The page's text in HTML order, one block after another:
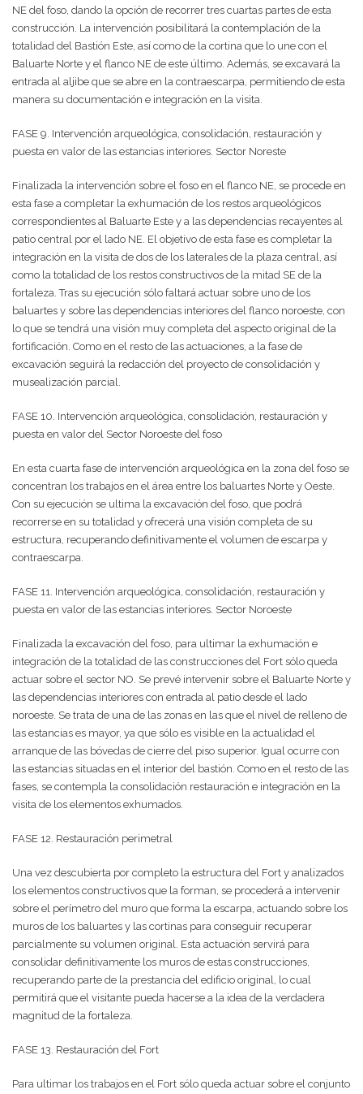
NE del foso, dando la opción de recorrer tres cuartas partes de esta
construcción. La intervención posibilitará la contemplación de la
totalidad del Bastión Este, así como de la cortina que lo une con el
Baluarte Norte y el flanco NE de este último. Además, se excavará la
entrada al aljibe que se abre en la contraescarpa, permitiendo de esta
manera su documentación e integración en la visita.
FASE 9. Intervención arqueológica, consolidación, restauración y
puesta en valor de las estancias interiores. Sector Noreste
Finalizada la intervención sobre el foso en el flanco NE, se procede en
esta fase a completar la exhumación de los restos arqueológicos
correspondientes al Baluarte Este y a las dependencias recayentes al
patio central por el lado NE. El objetivo de esta fase es completar la
integración en la visita de dos de los laterales de la plaza central, así
como la totalidad de los restos constructivos de la mitad SE de la
fortaleza. Tras su ejecución sólo faltará actuar sobre uno de los
baluartes y sobre las dependencias interiores del flanco noroeste, con
lo que se tendrá una visión muy completa del aspecto original de la
fortificación. Como en el resto de las actuaciones, a la fase de
excavación seguirá la redacción del proyecto de consolidación y
musealización parcial.
FASE 10. Intervención arqueológica, consolidación, restauración y
puesta en valor del Sector Noroeste del foso
En esta cuarta fase de intervención arqueológica en la zona del foso se
concentran los trabajos en el área entre los baluartes Norte y Oeste.
Con su ejecución se ultima la excavación del foso, que podrá
recorrerse en su totalidad y ofrecerá una visión completa de su
estructura, recuperando definitivamente el volumen de escarpa y
contraescarpa.
FASE 11. Intervención arqueológica, consolidación, restauración y
puesta en valor de las estancias interiores. Sector Noroeste
Finalizada la excavación del foso, para ultimar la exhumación e
integración de la totalidad de las construcciones del Fort sólo queda
actuar sobre el sector NO. Se prevé intervenir sobre el Baluarte Norte y
las dependencias interiores con entrada al patio desde el lado
noroeste. Se trata de una de las zonas en las que el nivel de relleno de
las estancias es mayor, ya que sólo es visible en la actualidad el
arranque de las bóvedas de cierre del piso superior. Igual ocurre con
las estancias situadas en el interior del bastión. Como en el resto de las
fases, se contempla la consolidación restauración e integración en la
visita de los elementos exhumados.
FASE 12. Restauración perimetral
Una vez descubierta por completo la estructura del Fort y analizados
los elementos constructivos que la forman, se procederá a intervenir
sobre el perímetro del muro que forma la escarpa, actuando sobre los
muros de los baluartes y las cortinas para conseguir recuperar
parcialmente su volumen original. Esta actuación servirá para
consolidar definitivamente los muros de estas construcciones,
recuperando parte de la prestancia del edificio original, lo cual
permitirá que el visitante pueda hacerse a la idea de la verdadera
magnitud de la fortaleza.
FASE 13. Restauración del Fort
Para ultimar los trabajos en el Fort sólo queda actuar sobre el conjunto